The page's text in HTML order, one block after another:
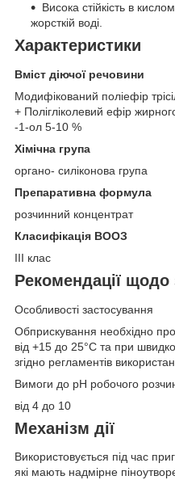
Висока стійкість в
жорсткій воді.
Характеристики
Вміст діючої речовини
Модифікований поліефір
+ Полігліколевий ефір
-1-ол 5-10 %
Хімічна група
органо- силіконова група
Препаративна формула
розчинний концентрат
Класифікація ВООЗ
III клас
Рекомендації щодо
Особливості застосування
Обприскування необхідно
від +15 до 25°С та при
згідно регламентів
Вимоги до рН робочого
від 4 до 10
Механізм дії
Використовується під час
які мають надмірне